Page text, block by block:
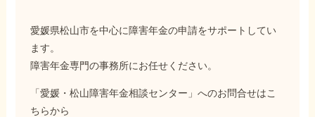
愛媛県松山市を中心に障害年金の申請をサポートしてい
ます。
障害年金専門の事務所にお任せください。
「愛媛・松山障害年金相談センター」へのお問合せはこ
ちらから